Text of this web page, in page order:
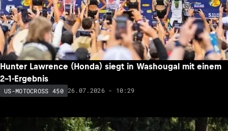
Hunter Lawrence (Honda) siegt in Washougal mit einem
2-1-Ergebnis
US-MOTOCROSS 450 26.07.2026 - 10:29